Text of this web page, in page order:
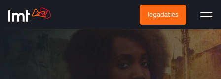
Iegādāties